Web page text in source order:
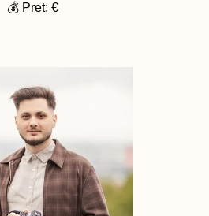
💰 Pret: €